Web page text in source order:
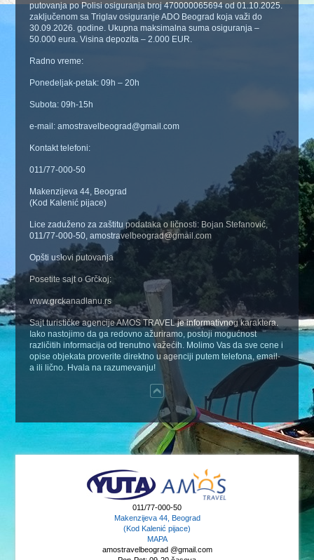
putovanja po Polisi osiguranja broj 470000065694 od 01.10.2025.
zaključenom sa Triglav osiguranje ADO Beograd koja važi do
30.09.2026. godine. Ukupna maksimalna suma osiguranja –
50.000 eura. Visina depozita – 2.000 EUR.
Radno vreme:
Ponedeljak-petak: 09h – 20h
Subota: 09h-15h
e-mail: amostravelbeograd@gmail.com
Kontakt telefoni:
011/77-000-50
Makenzijeva 44, Beograd
(Kod Kalenić pijace)
Lice zaduženo za zaštitu podataka o ličnosti: Bojan Stefanović,
011/77-000-50, amostravelbeograd@gmail.com
Opšti uslovi putovanja
Posetite sajt o Grčkoj:
www.grckanadlanu.rs
Sajt turističke agencije AMOS TRAVEL je informativnog karaktera.
Iako nastojimo da ga redovno ažuriramo, postoji mogućnost
različitih informacija od trenutno važećih. Molimo Vas da sve cene i
opise objekata proverite direktno u agenciji putem telefona, email-
a ili lično. Hvala na razumevanju!
011/77-000-50
Makenzijeva 44, Beograd
(Kod Kalenić pijace)
MAPA
amostravelbeograd @gmail.com